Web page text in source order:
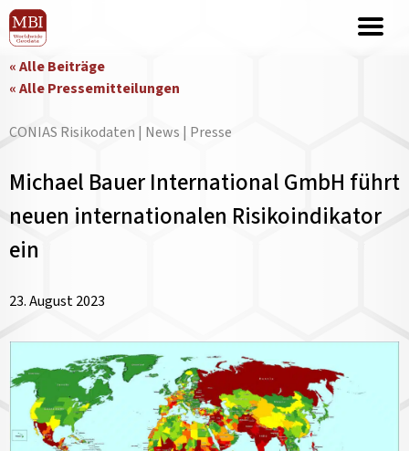
« Alle Beiträge
« Alle Pressemitteilungen
CONIAS Risikodaten | News | Presse
Michael Bauer International GmbH führt
neuen internationalen Risikoindikator
ein
23. August 2023